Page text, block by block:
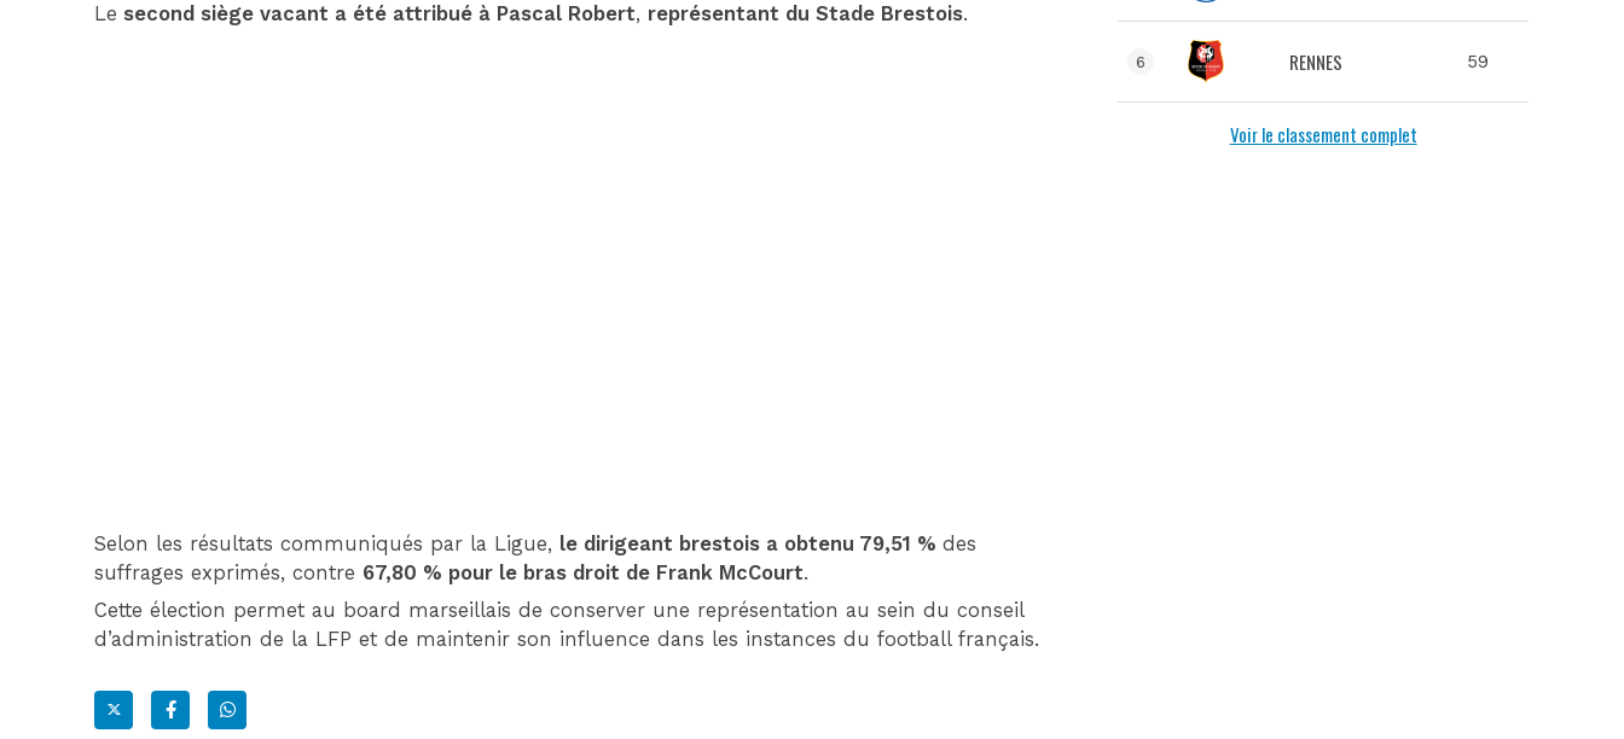
Le second siège vacant a été attribué à Pascal Robert, représentant du Stade Brestois.
Selon les résultats communiqués par la Ligue, le dirigeant brestois a obtenu 79,51 %des
suffrages exprimés, contre 67,80 % pour le bras droit de Frank McCourt.
Cette élection permet au board marseillais de conserver une représentation au sein du conseil
d’administration de la LFP et de maintenir son influence dans les instances du football français.
6 RENNES 59
Voir le classement complet